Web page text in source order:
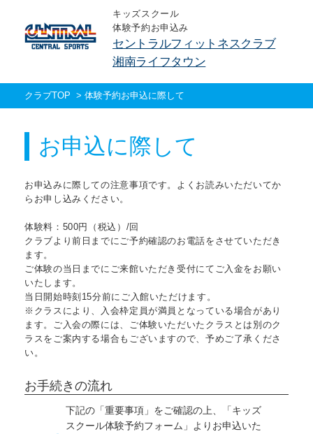
キッズスクール
体験予約お申込み
セントラルフィットネスクラブ
湘南ライフタウン
クラブTOP > 体験予約お申込に際して
お申込に際して
お申込みに際しての注意事項です。よくお読みいただいてか
らお申し込みください。
体験料：500円（税込）/回
クラブより前日までにご予約確認のお電話をさせていただき
ます。
ご体験の当日までにご来館いただき受付にてご入金をお願い
いたします。
当日開始時刻15分前にご入館いただけます。
※クラスにより、入会枠定員が満員となっている場合があり
ます。ご入会の際には、ご体験いただいたクラスとは別のク
ラスをご案内する場合もございますので、予めご了承くださ
い。
お手続きの流れ
下記の「重要事項」をご確認の上、「キッズ
スクール体験予約フォーム」よりお申込いた